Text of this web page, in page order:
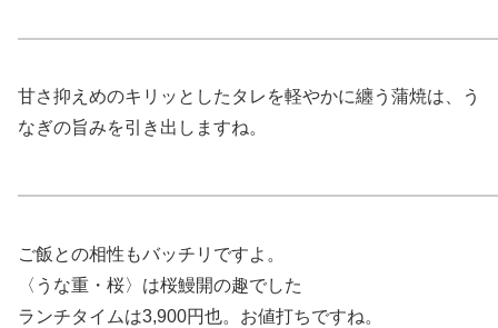
甘さ抑えめのキリッとしたタレを軽やかに纏う蒲焼は、う
なぎの旨みを引き出しますね。
ご飯との相性もバッチリですよ。
〈うな重・桜〉は桜鰻開の趣でした
ランチタイムは3,900円也。お値打ちですね。